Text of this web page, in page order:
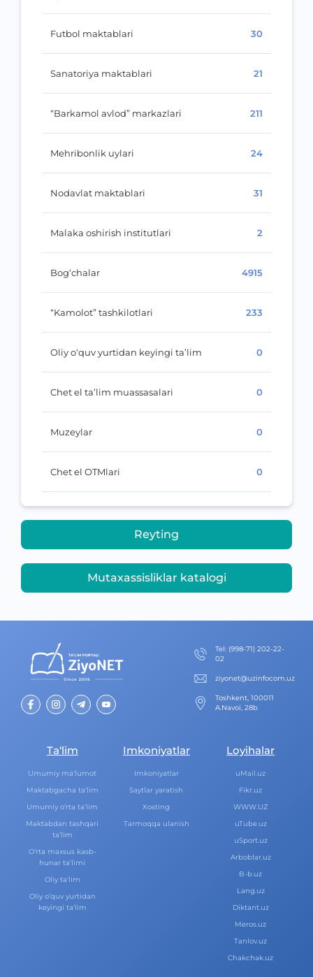
Futbol maktablari 30
Sanatoriya maktablari 21
“Barkamol avlod” markazlari 211
Mehribonlik uylari 24
Nodavlat maktablari 31
Malaka oshirish institutlari 2
Bog‘chalar 4915
“Kamolot” tashkilotlari 233
Oliy o‘quv yurtidan keyingi ta’lim 0
Chet el ta’lim muassasalari 0
Muzeylar 0
Chet el OTMlari 0
Reyting
Mutaxassisliklar katalogi
Теl: (998-71) 202-22-
02
ziyonet@uzinfocom.uz
Toshkent, 100011
A.Navoi, 28b
Ta‘lim
Umumiy ma‘lumot
Maktabgacha ta‘lim
Umumiy o‘rta ta‘lim
Maktabdan tashqari
ta‘lim
O‘rta maxsus kasb-
hunar ta‘limi
Oliy ta‘lim
Oliy o‘quv yurtidan
keyingi ta‘lim
Imkoniyatlar
Imkoniyatlar
Saytlar yaratish
Xosting
Tarmoqqa ulanish
Loyihalar
uMail.uz
Fikr.uz
WWW.UZ
uTube.uz
uSport.uz
Arboblar.uz
B-b.uz
Lang.uz
Diktant.uz
Meros.uz
Tanlov.uz
Chakchak.uz